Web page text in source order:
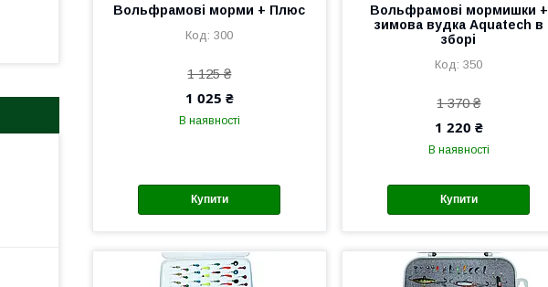
Вольфрамові морми + Плюс
300
1 125 ₴
1 025 ₴
В наявності
Купити
Вольфрамові мормишки +
зимова вудка Aquatech в
зборі
350
1 370 ₴
1 220 ₴
В наявності
Купити